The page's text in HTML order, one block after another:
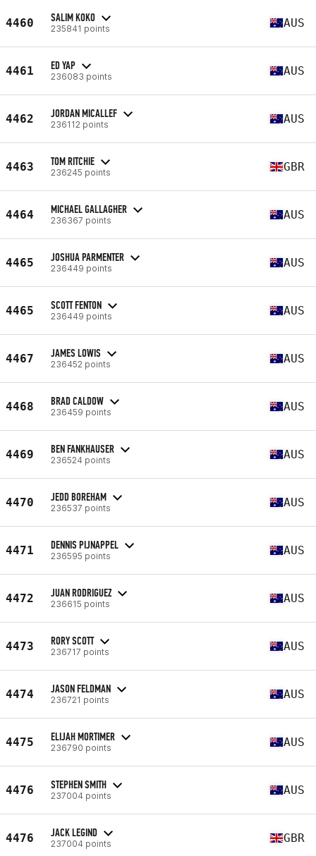
4460 SALIM KOKO
235841 points AUS
4461 ED YAP
236083 points AUS
4462 JORDAN MICALLEF
236112 points AUS
4463 TOM RITCHIE
236245 points GBR
4464 MICHAEL GALLAGHER
236367 points AUS
4465 JOSHUA PARMENTER
236449 points AUS
4465 SCOTT FENTON
236449 points AUS
4467 JAMES LOWIS
236452 points AUS
4468 BRAD CALDOW
236459 points AUS
4469 BEN FANKHAUSER
236524 points AUS
4470 JEDD BOREHAM
236537 points AUS
4471 DENNIS PIJNAPPEL
236595 points AUS
4472 JUAN RODRIGUEZ
236615 points AUS
4473 RORY SCOTT
236717 points AUS
4474 JASON FELDMAN
236721 points AUS
4475 ELIJAH MORTIMER
236790 points AUS
4476 STEPHEN SMITH
237004 points AUS
4476 JACK LEGIND
237004 points GBR